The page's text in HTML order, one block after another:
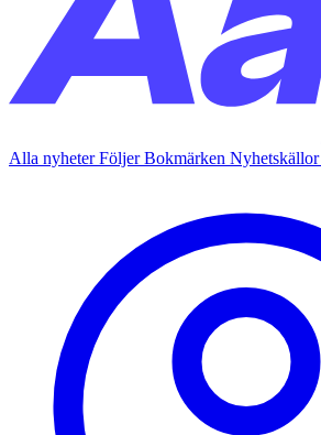
Alla nyheterFöljerBokmärken Nyhetskällor